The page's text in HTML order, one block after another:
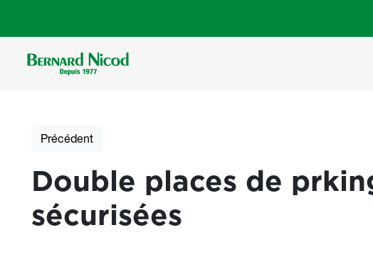
Précédent
Double places de
sécurisées